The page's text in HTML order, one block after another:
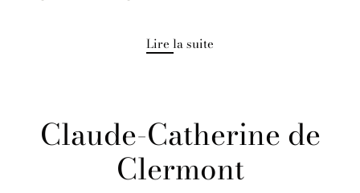
Lire la suite
Claude-Catherine de
Clermont